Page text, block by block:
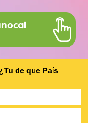
de que País